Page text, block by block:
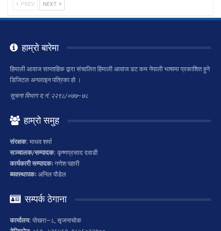
PREV NEXT
हाम्रो बारेमा
हिमाली आवाज साप्ताहिक द्वारा संचालित हिमाली आवाज डट कम नेपाली भाषामा प्रकाशित हुने
डिजिटल अनलाइन पत्रिका हो ।
सूचना विभाग द.नं.:२२९८/०७७–७८
हाम्रो समुह
संरक्षक: माधव शर्मा
सञ्चालक/सम्पादक: कृष्णप्रसाद दवाडी
कार्यकारी सम्पादकः गणेश पहारी
ब्यवस्थापकः अनिल पौडेल
सम्पर्क ठेगाना
कार्यालय: पोखरा–८, सृजनाचोक